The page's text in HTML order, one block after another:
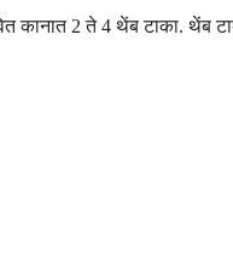
कानात 2 ते 4 थेंब टाका. थेंब